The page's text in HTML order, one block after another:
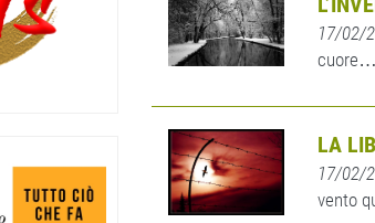
17/02/
cuore…
LA
17/02/
vento